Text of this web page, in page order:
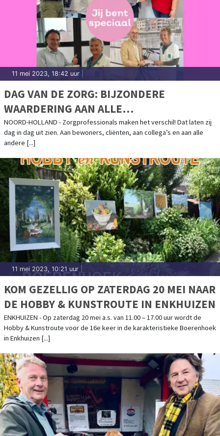
11 mei 2023, 18:42 uur
DAG VAN DE ZORG: BIJZONDERE
WAARDERING AAN ALLE
ZORGPROFESSIONALS
NOORD-HOLLAND - Zorgprofessionals maken het verschil! Dat laten zij
dag in dag uit zien. Aan bewoners, cliënten, aan collega’s en aan alle
andere [...]
11 mei 2023, 10:21 uur
KOM GEZELLIG OP ZATERDAG 20 MEI NAAR
DE HOBBY & KUNSTROUTE IN ENKHUIZEN
ENKHUIZEN - Op zaterdag 20 mei a.s. van 11.00 – 17.00 uur wordt de
Hobby & Kunstroute voor de 16e keer in de karakteristieke Boerenhoek
in Enkhuizen [...]